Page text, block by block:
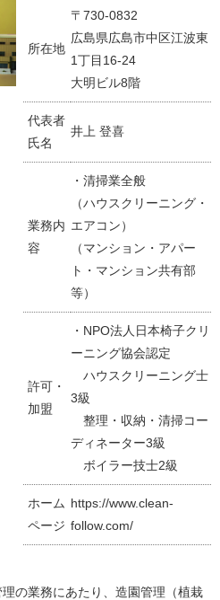
所在地
〒730-0832
広島県広島市中区江波東
1丁目16-24
大明ビル8階
代表者
氏名
井上 登喜
業務内
容
・清掃業全般
（ハウスクリーニング・
エアコン）
（マンション・アパー
ト・マンション共有部
等）
許可・
加盟
・NPO法人日本椅子クリ
ーニング協会認定
ハウスクリーニング士
3級
整理・収納・清掃コー
ディネーター3級
ボイラー技士2級
ホーム
ページ
https://www.clean-
follow.com/
の業務にあたり、造園管理（植栽